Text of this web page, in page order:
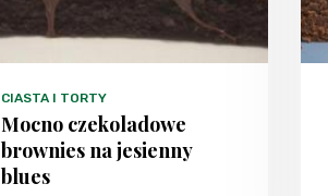
CIASTA I TORTY
Mocno czekoladowe
brownies na jesienny
blues